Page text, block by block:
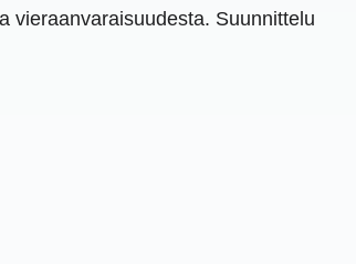
vieraanvaraisuudesta. Suunnittelu